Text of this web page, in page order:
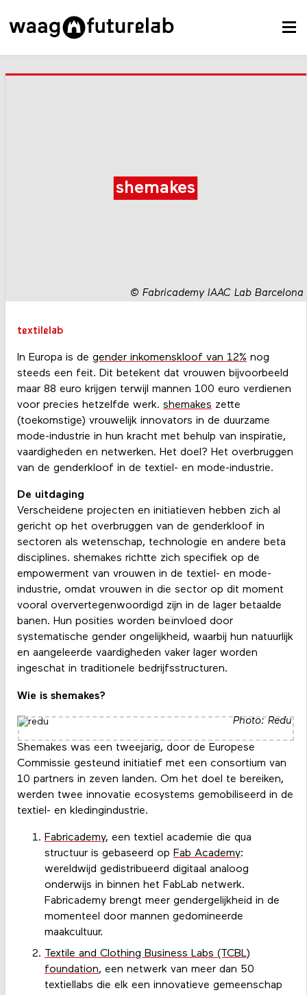
© Fabricademy IAAC Lab Barcelona
shemakes
textilelab
In Europa is de gender inkomenskloof van 12% nog
steeds een feit. Dit betekent dat vrouwen bijvoorbeeld
maar 88 euro krijgen terwijl mannen 100 euro verdienen
voor precies hetzelfde werk. shemakes zette
(toekomstige) vrouwelijk innovators in de duurzame
mode-industrie in hun kracht met behulp van inspiratie,
vaardigheden en netwerken. Het doel? Het overbruggen
van de genderkloof in de textiel- en mode-industrie.
De uitdaging
Verscheidene projecten en initiatieven hebben zich al
gericht op het overbruggen van de genderkloof in
sectoren als wetenschap, technologie en andere beta
disciplines. shemakes richtte zich specifiek op de
empowerment van vrouwen in de textiel- en mode-
industrie, omdat vrouwen in die sector op dit moment
vooral oververtegenwoordigd zijn in de lager betaalde
banen. Hun posities worden beïnvloed door
systematische gender ongelijkheid, waarbij hun natuurlijk
en aangeleerde vaardigheden vaker lager worden
ingeschat in traditionele bedrijfsstructuren.
Wie is shemakes?
Photo: Redu
Shemakes was een tweejarig, door de Europese
Commissie gesteund initiatief met een consortium van
10 partners in zeven landen. Om het doel te bereiken,
werden twee innovatie ecosystems gemobiliseerd in de
textiel- en kledingindustrie.
Fabricademy, een textiel academie die qua
structuur is gebaseerd op Fab Academy:
wereldwijd gedistribueerd digitaal analoog
onderwijs in binnen het FabLab netwerk.
Fabricademy brengt meer gendergelijkheid in de
momenteel door mannen gedomineerde
maakcultuur.
Textile and Clothing Business Labs (TCBL)
foundation, een netwerk van meer dan 50
textiellabs die elk een innovatieve gemeenschap